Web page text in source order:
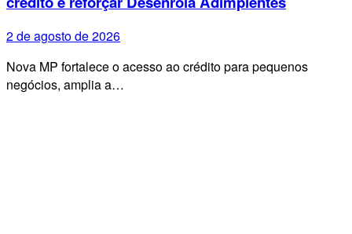
2 de agosto de 2026
Nova MP fortalece o acesso ao crédito para pequenos
negócios, amplia a…